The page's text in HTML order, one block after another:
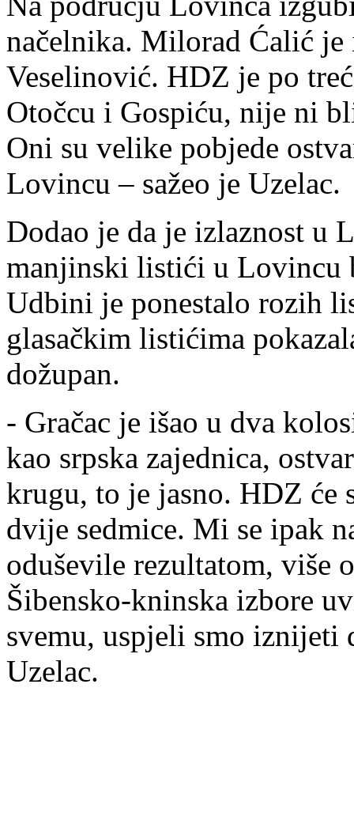
načelnika. Milorad Ćalić
Veselinović. HDZ je po
Otočcu i Gospiću, nije ni
Oni su velike pobjede
Lovincu – sažeo je Uzelac.
Dodao je da je izlaznost u
manjinski listići u Lovincu
Udbini je ponestalo rozih
glasačkim listićima
dožupan.
- Gračac je išao u dva
kao srpska zajednica,
krugu, to je jasno. HDZ će
dvije sedmice. Mi se ipak
oduševile rezultatom, više
Šibensko-kninska izbore
svemu, uspjeli smo iznijeti
Uzelac.